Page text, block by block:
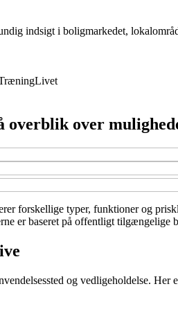
indsigt i boligmarkedet,
Livet
overblik over
forskellige typer, funktioner og
er baseret på offentligt
og vedligeholdelse. Her